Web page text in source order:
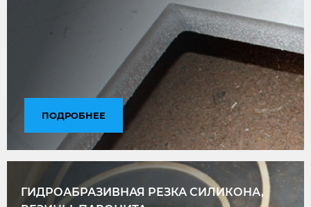
ПОДРОБНЕЕ
ГИДРОАБРАЗИВНАЯ РЕЗКА СИЛИКОНА,